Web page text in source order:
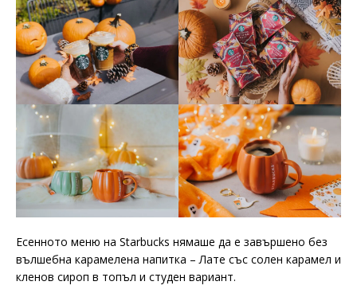
Есенното меню на Starbucks нямаше да е завършено без
вълшебна карамелена напитка – Лате със солен карамел и
кленов сироп в топъл и студен вариант.